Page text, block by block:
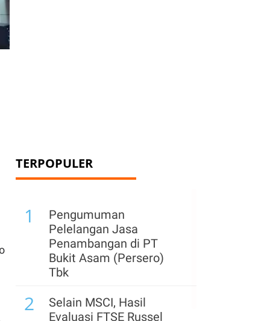
TERPOPULER
1
Pengumuman
Pelelangan Jasa
Penambangan di PT
Bukit Asam (Persero)
Tbk
2
Selain MSCI, Hasil
Evaluasi FTSE Russel